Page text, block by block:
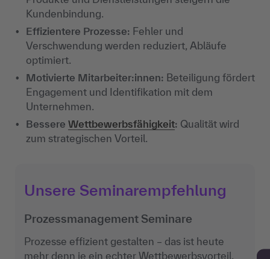
Kundenbindung.
Effizientere Prozesse: Fehler und
Verschwendung werden reduziert, Abläufe
optimiert.
Motivierte Mitarbeiter:innen: Beteiligung fördert
Engagement und Identifikation mit dem
Unternehmen.
Bessere Wettbewerbsfähigkeit: Qualität wird
zum strategischen Vorteil.
Unsere Seminarempfehlung
Prozessmanagement Seminare
Prozesse effizient gestalten – das ist heute
mehr denn je ein echter Wettbewerbsvorteil.